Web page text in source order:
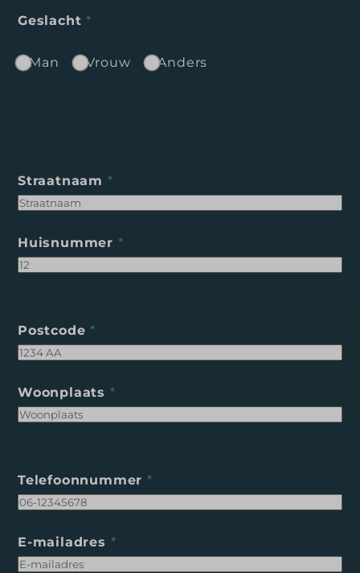
Geslacht*
Man Vrouw Anders
Straatnaam *
Huisnummer *
Postcode*
Woonplaats *
Telefoonnummer *
E-mailadres *